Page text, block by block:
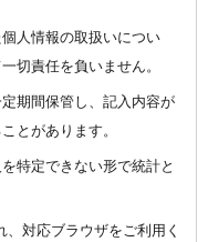
人情報の取扱いについ
切責任を負いません。
期間保管し、記入内容が
とがあります。
特定できない形で統計と
対応ブラウザをご利用く